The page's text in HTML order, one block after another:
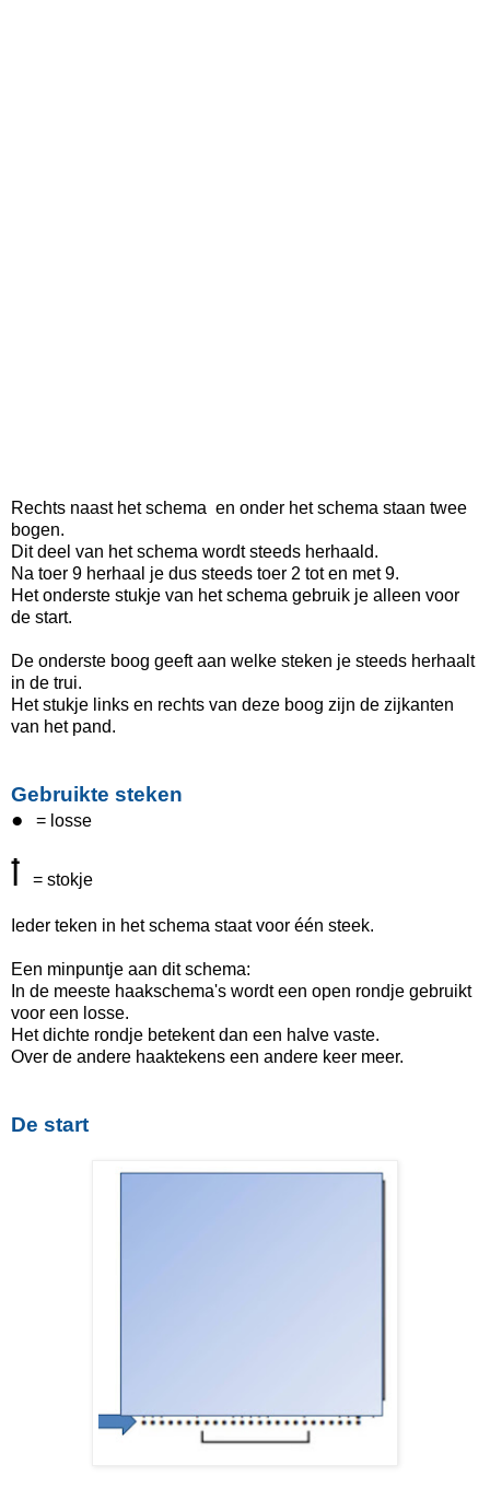
Rechts naast het schema en onder het schema staan twee
bogen.
Dit deel van het schema wordt steeds herhaald.
Na toer 9 herhaal je dus steeds toer 2 tot en met 9.
Het onderste stukje van het schema gebruik je alleen voor
de start.
De onderste boog geeft aan welke steken je steeds herhaalt
in de trui.
Het stukje links en rechts van deze boog zijn de zijkanten
van het pand.
Gebruikte steken
● = losse
ꝉ = stokje
Ieder teken in het schema staat voor één steek.
Een minpuntje aan dit schema:
In de meeste haakschema's wordt een open rondje gebruikt
voor een losse.
Het dichte rondje betekent dan een halve vaste.
Over de andere haaktekens een andere keer meer.
De start